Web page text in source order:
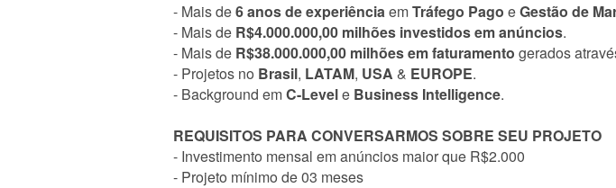
- Mais de6 anos de experiênciaemTráfego Pago eGestão de
- Mais de R$4.000.000,00 milhões investidos em anúncios.
- Mais de R$38.000.000,00 milhões em faturamento gerados
- Projetos no Brasil, LATAM, USA & EUROPE.
- Background emC-Levele Business Intelligence.
REQUISITOS PARA CONVERSARMOS SOBRE SEU PROJETO
- Investimento mensal em anúncios maior que R$2.000
- Projeto mínimo de 03 meses